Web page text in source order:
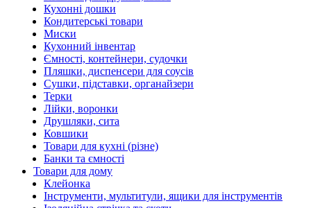
Кухонні дошки
Кондитерські товари
Миски
Кухонний інвентар
Ємності, контейнери, судочки
Пляшки, диспенсери для соусів
Сушки, підставки, органайзери
Терки
Лійки, воронки
Друшляки, сита
Ковшики
Товари для кухні (різне)
Банки та ємності
Товари для дому
Клейонка
Інструменти, мультитули, ящики для інструментів